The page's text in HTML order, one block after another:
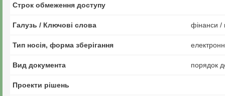
Строк обмеження доступу
Галузь / Ключові слова фінанси /
Тип носія, форма зберігання
Вид документа порядок
Проекти рішень